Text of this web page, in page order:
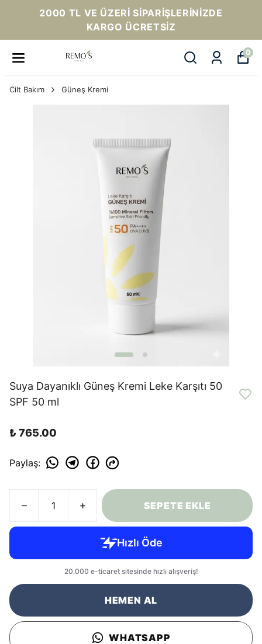
2000 TL VE ÜZERI SIPARIŞLERINIZDE
KARGO ÜCRETSIZ
0
Cilt Bakım Güneş Kremi
Suya Dayanıklı Güneş Kremi Leke Karşıtı 50
SPF 50 ml
₺ 765.00
Paylaş:
SEPETE EKLE
HEMEN AL
WHATSAPP